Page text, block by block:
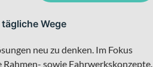
Wege
neu zu denken. Im Fokus
sowie Fahrwerkskonzepte.